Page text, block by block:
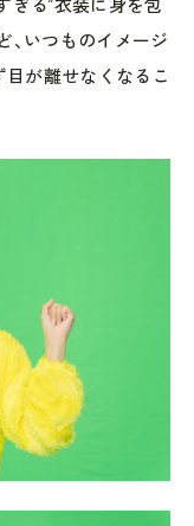
ぎる”衣装に身を包
、いつものイメージ
目が離せなくなるこ